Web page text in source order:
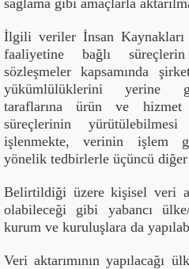
sağlama gibi amaçlarla
İlgili veriler İnsan Kaynakları
faaliyetine bağlı
sözleşmeler kapsamında
yükümlülüklerini yerine
taraflarına ürün ve hizmet
süreçlerinin yürütülebilmesi
işlenmekte, verinin işlem
yönelik tedbirlerle üçüncü
Belirtildiği üzere kişisel veri
olabileceği gibi yabancı
kurum ve kuruluşlara da
Veri aktarımının yapılacağı